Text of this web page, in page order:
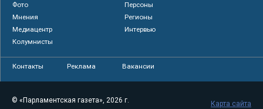
Фото
Персоны
Мнения
Регионы
Медиацентр
Интервью
Колумнисты
Контакты Реклама Вакансии
© «Парламентская газета», 2026 г.
Карта сайта